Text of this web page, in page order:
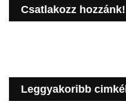
Csatlakozz hozzánk!
Leggyakoribb